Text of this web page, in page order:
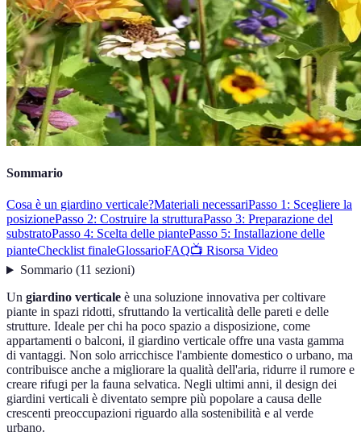
Sommario
Cosa è un giardino verticale?Materiali necessariPasso 1: Scegliere la
posizionePasso 2: Costruire la strutturaPasso 3: Preparazione del
substratoPasso 4: Scelta delle piantePasso 5: Installazione delle
pianteChecklist finaleGlossarioFAQ📺 Risorsa Video
Sommario(11 sezioni)
Un giardino verticale è una soluzione innovativa per coltivare
piante in spazi ridotti, sfruttando la verticalità delle pareti e delle
strutture. Ideale per chi ha poco spazio a disposizione, come
appartamenti o balconi, il giardino verticale offre una vasta gamma
di vantaggi. Non solo arricchisce l'ambiente domestico o urbano, ma
contribuisce anche a migliorare la qualità dell'aria, ridurre il rumore e
creare rifugi per la fauna selvatica. Negli ultimi anni, il design dei
giardini verticali è diventato sempre più popolare a causa delle
crescenti preoccupazioni riguardo alla sostenibilità e al verde
urbano.